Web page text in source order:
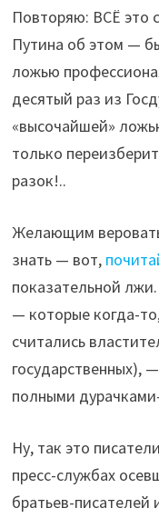
Повторяю: ВСЁ это
Путина об этом —
ложью
десятый раз из
«высочайшей»
только
разок!..
Желающим
знать — вот,
показательной
— которые когда-
считались
государственных),
полными
Ну, так это
пресс-службах
братьев-